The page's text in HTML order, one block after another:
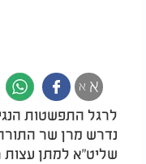
א א
לרגל התפשטות
נדרש מרן שר התורה
שליט"א למתן עצות